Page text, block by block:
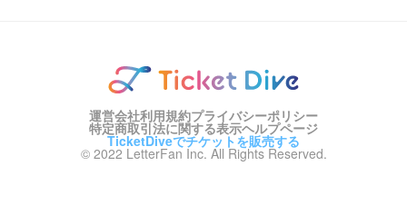
運営会社利用規約プライバシーポリシー
特定商取引法に関する表示ヘルプページ
TicketDiveでチケットを販売する
© 2022 LetterFan Inc. All Rights Reserved.